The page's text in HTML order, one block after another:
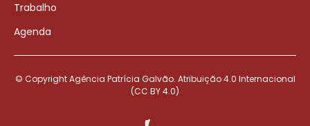
Trabalho
Agenda
© Copyright Agência Patrícia Galvão. Atribuição 4.0 Internacional
(CC BY 4.0)